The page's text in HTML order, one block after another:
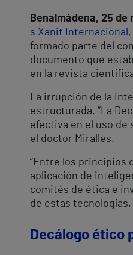
Benalmádena, 25 de
s Xanit Internacional
formado parte del
documento que
en la revista
La irrupción de la
estructurada. “La
efectiva en el uso de
el doctor Miralles.
“Entre los principios
aplicación de
comités de ética e
de estas
Decálogo ético